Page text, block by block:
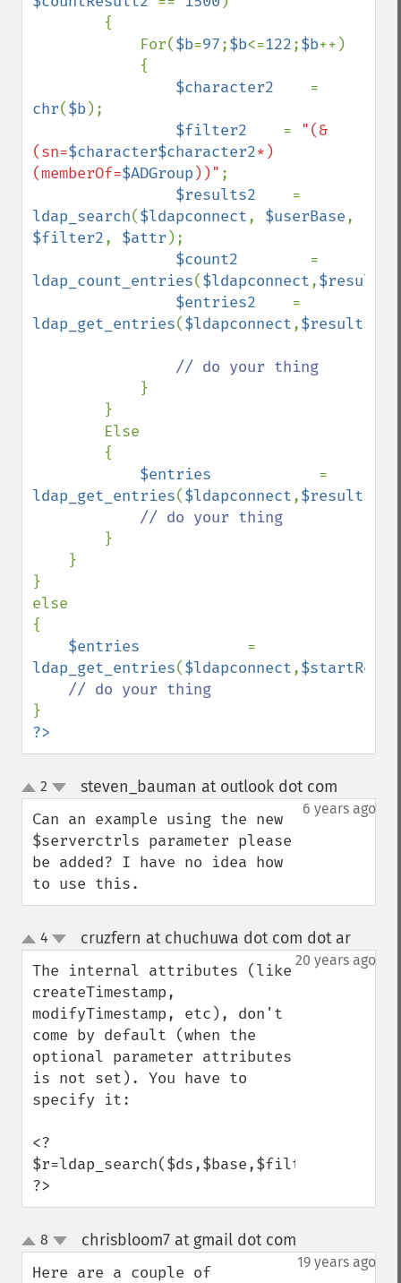
            For(
$b=97;$b<=122;$b++)
$character2
chr($b);
$filter2 = "(&
(sn=$character$character2*)
(memberOf=$ADGroup ))" ;
$results2
ldap_search($ldapconnect, $userBase
$filter2, $attr );
$count2
ldap_count_entries($ldapconnect,$results2
$entries2
ldap_get_entries($ldapconnect,$results2
// do your thing
}
$entries
ldap_get_entries($ldapconnect,$results
// do your thing
}
}
else
{
$entries
ldap_get_entries($ldapconnect,
?>
up
down
2 steven_bauman at outlook dot com
6 years ago
Can an example using the new
$serverctrls parameter please
be added? I have no idea how
to use this.
up
down
4 cruzfern at chuchuwa dot com dot ar¶
20 years ago
The internal attributes (like
createTimestamp,
modifyTimestamp, etc), don't
come by default (when the
optional parameter attributes
is not set). You have to
specify it:
<?
?>
up
down
8 chrisbloom7 at gmail dot com
19 years ago
Here are a couple of